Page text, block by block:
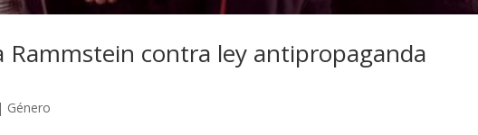
Rammstein contra ley antipropaganda
| Género